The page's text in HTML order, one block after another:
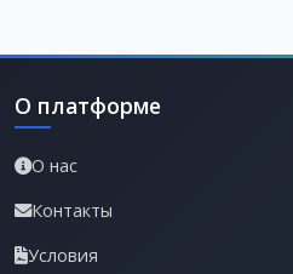
О платформе
О нас
Контакты
Условия